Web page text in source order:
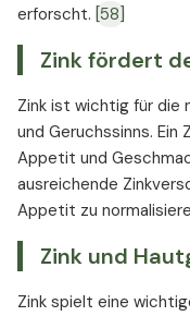
erforscht. [58]
Zink fördert
Zink ist wichtig für die
und Geruchssinns. Ein
Appetit und
ausreichende
Appetit zu
Zink und
Zink spielt eine